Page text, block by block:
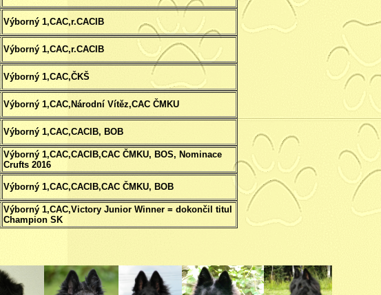
Výborný 1,CAC,r.CACIB
Výborný 1,CAC,r.CACIB
Výborný 1,CAC,ČKŠ
Výborný 1,CAC,Národní Vítěz,CAC ČMKU
Výborný 1,CAC,CACIB, BOB
Výborný 1,CAC,CACIB,CAC ČMKU, BOS, Nominace
Crufts 2016
Výborný 1,CAC,CACIB,CAC ČMKU, BOB
Výborný 1,CAC,Victory Junior Winner = dokončil titul
Champion SK